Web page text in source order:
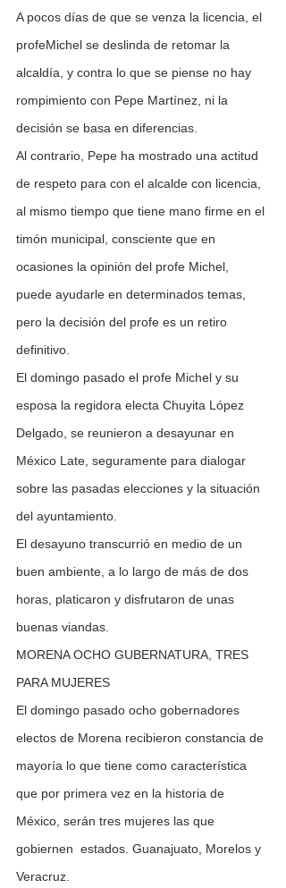
A pocos días de que se venza la licencia, el
profeMichel se deslinda de retomar la
alcaldía, y contra lo que se piense no hay
rompimiento con Pepe Martínez, ni la
decisión se basa en diferencias.
Al contrario, Pepe ha mostrado una actitud
de respeto para con el alcalde con licencia,
al mismo tiempo que tiene mano firme en el
timón municipal, consciente que en
ocasiones la opinión del profe Michel,
puede ayudarle en determinados temas,
pero la decisión del profe es un retiro
definitivo.
El domingo pasado el profe Michel y su
esposa la regidora electa Chuyita López
Delgado, se reunieron a desayunar en
México Late, seguramente para dialogar
sobre las pasadas elecciones y la situación
del ayuntamiento.
El desayuno transcurrió en medio de un
buen ambiente, a lo largo de más de dos
horas, platicaron y disfrutaron de unas
buenas viandas.
MORENA OCHO GUBERNATURA, TRES
PARA MUJERES
El domingo pasado ocho gobernadores
electos de Morena recibieron constancia de
mayoría lo que tiene como característica
que por primera vez en la historia de
México, serán tres mujeres las que
gobiernen  estados. Guanajuato, Morelos y
Veracruz.